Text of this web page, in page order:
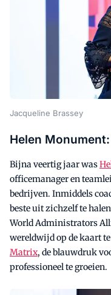
Jacqueline Brassey
Helen
Bijna veertig jaar was
officemanager en
bedrijven. Inmiddels
beste uit zichzelf te
World Administrators
wereldwijd op de kaart
Matrix, de blauwdruk
professioneel te groeien.